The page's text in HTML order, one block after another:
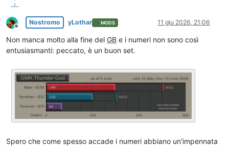
Non in linea
Nostromo yLothar MODS 11 giu 2026, 21:06
Non manca molto alla fine del GB e i numeri non sono così
entusiasmanti: peccato, è un buon set.
Spero che come spesso accade i numeri abbiano un'impennata